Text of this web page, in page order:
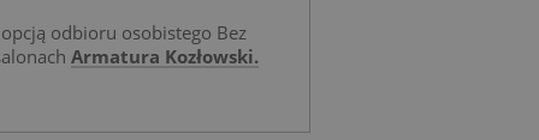
odbioru osobistego Bez
Armatura Kozłowski.